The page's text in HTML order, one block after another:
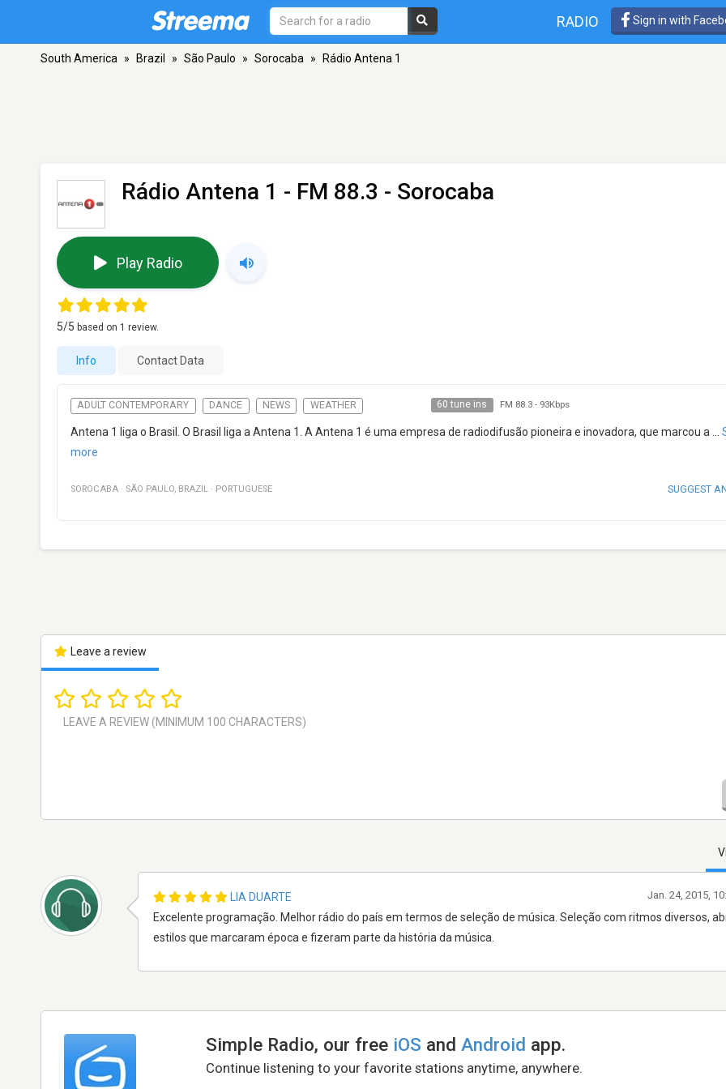
RADIO Sign in with
South America » Brazil » São Paulo » Sorocaba » Rádio Antena 1
Rádio Antena 1 - FM 88.3 - Sorocaba
Play Radio
5/5 based on 1 review.
Info Contact Data
ADULT CONTEMPORARY DANCE NEWS WEATHER 60 tune ins FM 88.3- 93Kbps
Antena 1 liga o Brasil. O Brasil liga a Antena 1. A Antena 1 é uma empresa de radiodifusão pioneira e inovadora, que marcou a
more
SOROCABA · SÃO PAULO, BRAZIL · PORTUGUESE SUGGEST
Leave a review
LIA DUARTE
Excelente programação. Melhor rádio do país em termos de seleção de música. Seleção com ritmos diversos,
estilos que marcaram época e fizeram parte da história da música.
Jan. 24, 2015,
Simple Radio, our free iOS andAndroid app.
Continue listening to your favorite stations anytime, anywhere.